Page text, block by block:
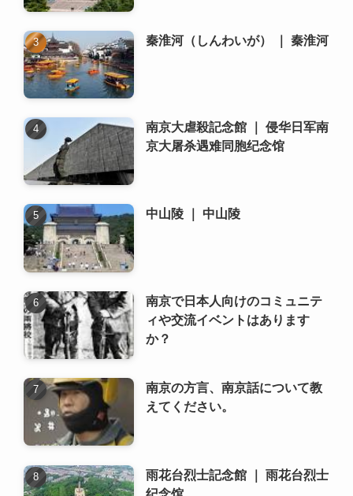
秦淮河（しんわいが） ｜ 秦淮河
南京大虐殺記念館 ｜ 侵华日军南
京大屠杀遇难同胞纪念馆
中山陵 ｜ 中山陵
南京で日本人向けのコミュニテ
ィや交流イベントはあります
か？
南京の方言、南京話について教
えてください。
雨花台烈士記念館 ｜ 雨花台烈士
纪念馆